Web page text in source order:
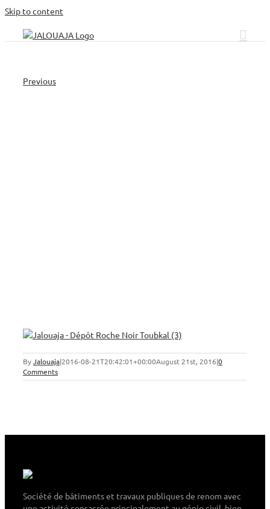
Skip to content
Previous
ByJalouaja|2016-08-21T20:42:01+00:00August 21st, 2016|0
Comments
Société de bâtiments et travaux publiques de renom avec